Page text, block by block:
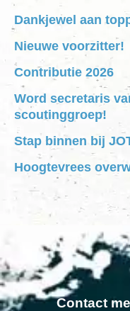
Dankjewel aan
Nieuwe voorzitter!
Contributie 2026
Word secretaris
scoutinggroep!
Stap binnen bij
Hoogtevrees
Contact